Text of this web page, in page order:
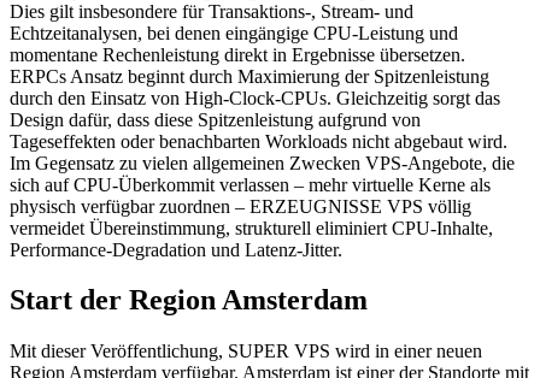
Dies gilt insbesondere für Transaktions-, Stream- und
Echtzeitanalysen, bei denen eingängige CPU-Leistung und
momentane Rechenleistung direkt in Ergebnisse übersetzen.
ERPCs Ansatz beginnt durch Maximierung der Spitzenleistung
durch den Einsatz von High-Clock-CPUs. Gleichzeitig sorgt das
Design dafür, dass diese Spitzenleistung aufgrund von
Tageseffekten oder benachbarten Workloads nicht abgebaut wird.
Im Gegensatz zu vielen allgemeinen Zwecken VPS-Angebote, die
sich auf CPU-Überkommit verlassen – mehr virtuelle Kerne als
physisch verfügbar zuordnen – ERZEUGNISSE VPS völlig
vermeidet Übereinstimmung, strukturell eliminiert CPU-Inhalte,
Performance-Degradation und Latenz-Jitter.
Start der Region Amsterdam
Mit dieser Veröffentlichung, SUPER VPS wird in einer neuen
Region Amsterdam verfügbar. Amsterdam ist einer der Standorte mit